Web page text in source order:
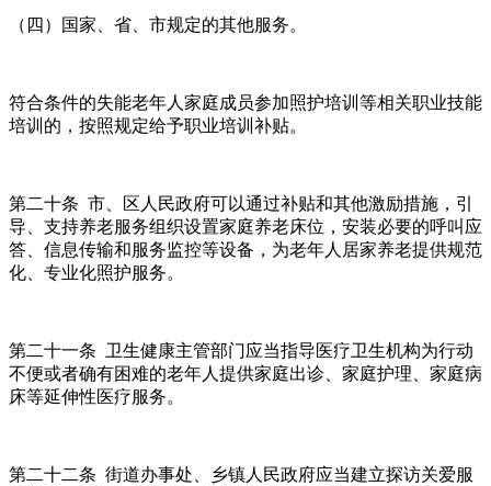
（四）国家、省、市规定的其他服务。
符合条件的失能老年人家庭成员参加照护培训等相关职业技能
培训的，按照规定给予职业培训补贴。
第二十条 市、区人民政府可以通过补贴和其他激励措施，引
导、支持养老服务组织设置家庭养老床位，安装必要的呼叫应
答、信息传输和服务监控等设备，为老年人居家养老提供规范
化、专业化照护服务。
第二十一条 卫生健康主管部门应当指导医疗卫生机构为行动
不便或者确有困难的老年人提供家庭出诊、家庭护理、家庭病
床等延伸性医疗服务。
第二十二条 街道办事处、乡镇人民政府应当建立探访关爱服